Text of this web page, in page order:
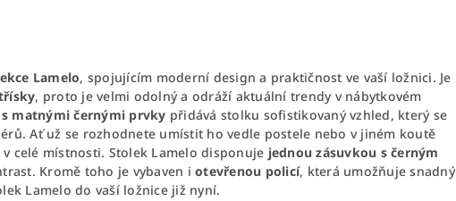
Lamelo, spojujícím moderní design a praktičnost ve vaší ložnici. Je
, proto je velmi odolný a odráží aktuální trendy v nábytkovém
matnými černými prvky přidává stolku sofistikovaný vzhled, který se
Ať už se rozhodnete umístit ho vedle postele nebo v jiném koutě
celé místnosti. Stolek Lamelo disponuje jednou zásuvkou s černým
Kromě toho je vybaven i otevřenou policí, která umožňuje snadný
Lamelo do vaší ložnice již nyní.